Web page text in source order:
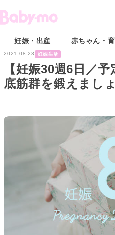
妊娠・出産 赤ちゃん・
2021.08.23 妊娠生活
【妊娠30週6日／
底筋群を鍛えまし